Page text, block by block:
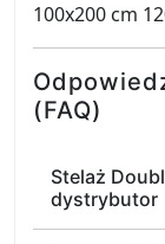
100x200 cm
(FAQ)
Stelaż
dystrybutor